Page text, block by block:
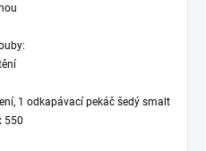
1 odkapávací pekáč šedý smalt
550